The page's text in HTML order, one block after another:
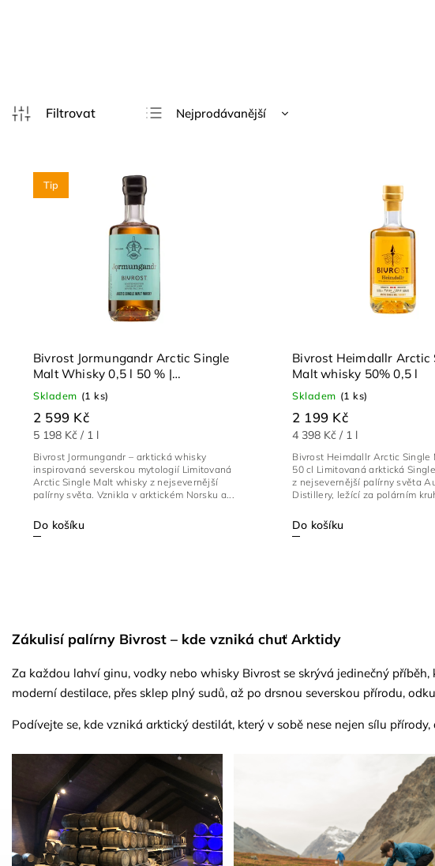
Nejprodávanější
Tip
Bivrost Jormungandr Arctic Single
Malt Whisky 0,5 l 50 % |
Limitovaná edice
Skladem (1 ks)
2 599 Kč
5 198 Kč / 1 l
Do košíku
Bivrost Jormungandr – arktická whisky
inspirovaná severskou mytologií Limitovaná
Arctic Single Malt whisky z nejsevernější
palírny světa. Vznikla v arktickém Norsku a...
Bivrost Heimdallr Arctic
Malt whisky 50% 0,5 l
Skladem (1 ks)
2 199 Kč
4 398 Kč / 1 l
Do košíku
Bivrost Heimdallr Arctic Single
50 cl Limitovaná arktická
z nejsevernější palírny světa
Distillery, ležící za polárním
Zákulisí palírny Bivrost – kde vzniká chuť Arktidy
Za každou lahví ginu, vodky nebo whisky Bivrost se skrývá jedinečný
moderní destilace, přes sklep plný sudů, až po drsnou severskou přírodu,
Podívejte se, kde vzniká arktický destilát, který v sobě nese nejen sílu